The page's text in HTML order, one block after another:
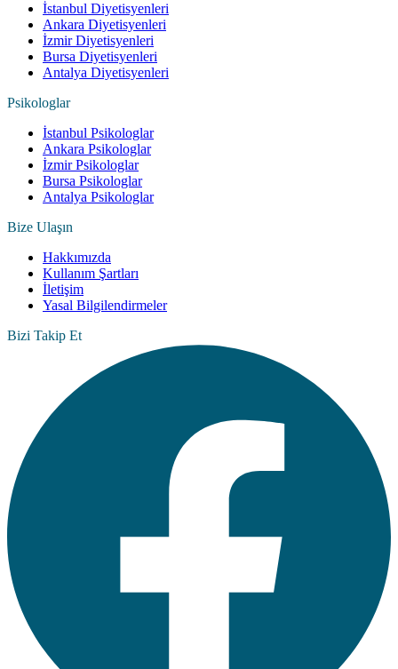
İstanbul Diyetisyenleri
Ankara Diyetisyenleri
İzmir Diyetisyenleri
Bursa Diyetisyenleri
Antalya Diyetisyenleri
Psikologlar
İstanbul Psikologlar
Ankara Psikologlar
İzmir Psikologlar
Bursa Psikologlar
Antalya Psikologlar
Bize Ulaşın
Hakkımızda
Kullanım Şartları
İletişim
Yasal Bilgilendirmeler
Bizi Takip Et